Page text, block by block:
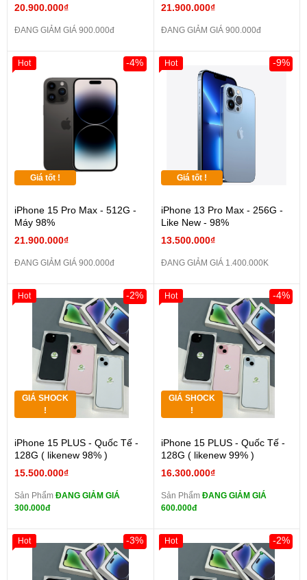
20.900.000₫
ĐANG GIẢM GIÁ 900.000đ
21.900.000₫
ĐANG GIẢM GIÁ 900.000đ
Giá tốt !
iPhone 15 Pro Max - 512G -
Máy 98%
21.900.000₫
-4%
ĐANG GIẢM GIÁ 900.000đ
Hot
Giá tốt !
iPhone 13 Pro Max - 256G -
Like New - 98%
13.500.000₫
-9%
ĐANG GIẢM GIÁ 1.400.000K
Hot
GIÁ SHOCK
!
iPhone 15 PLUS - Quốc Tế -
128G ( likenew 98% )
15.500.000₫
-2%
Sản Phẩm ĐANG GIẢM GIÁ
300.000đ
Hot
GIÁ SHOCK
!
iPhone 15 PLUS - Quốc Tế -
128G ( likenew 99% )
16.300.000₫
-4%
Sản Phẩm ĐANG GIẢM GIÁ
600.000đ
Hot
-3%
Hot -2%
Hot